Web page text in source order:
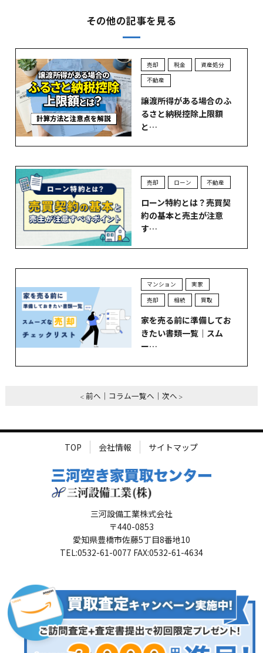
その他の記事を見る
売却 税金
資産処分
不動産
譲渡所得がある場合のふ
るさと納税控除上限額
と…
売却 ローン 不動産
ローン特約とは？売買契
約の基本と売主が注意
す…
マンション
実家
売却
相続 買取
家を売る前に準備してお
きたい書類一覧｜スム
ー…
前へ コラム一覧へ 次へ
TOP 会社情報 サイトマップ
三河設備工業株式会社
〒440-0853
愛知県豊橋市佐藤5丁目8番地10
TEL:0532-61-0077 FAX:0532-61-4634